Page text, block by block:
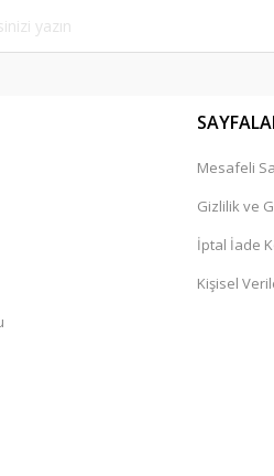
sitelerden daha pahalı.
farklı alternatifler olmalı.
Mesafeli
Gizlilik ve
İptal İade
Kişisel